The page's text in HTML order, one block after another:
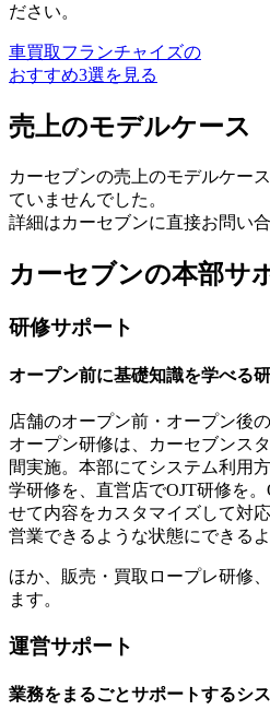
ださい。
車買取フランチャイズの
おすすめ3選を見る
売上のモデルケース
カーセブンの売上のモデルケー
ていませんでした。
詳細はカーセブンに直接お問い
カーセブンの本部サ
研修サポート
オープン前に基礎知識を学べる
店舗のオープン前・オープン後
オープン研修は、カーセブンス
間実施。本部にてシステム利用
学研修を、直営店でOJT研修を。
せて内容をカスタマイズして対
営業できるような状態にできる
ほか、販売・買取ロープレ研修
ます。
運営サポート
業務をまるごとサポートするシ